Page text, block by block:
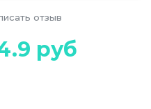
отзыв
руб